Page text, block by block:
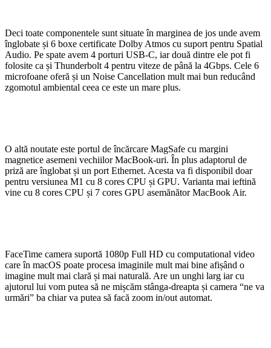
Deci toate componentele sunt situate în marginea de jos unde avem
înglobate și 6 boxe certificate Dolby Atmos cu suport pentru Spatial
Audio. Pe spate avem 4 porturi USB-C, iar două dintre ele pot fi
folosite ca și Thunderbolt 4 pentru viteze de până la 4Gbps. Cele 6
microfoane oferă și un Noise Cancellation mult mai bun reducând
zgomotul ambiental ceea ce este un mare plus.
O altă noutate este portul de încărcare MagSafe cu margini
magnetice asemeni vechiilor MacBook-uri. În plus adaptorul de
priză are înglobat și un port Ethernet. Acesta va fi disponibil doar
pentru versiunea M1 cu 8 cores CPU și GPU. Varianta mai ieftină
vine cu 8 cores CPU și 7 cores GPU asemănător MacBook Air.
FaceTime camera suportă 1080p Full HD cu computational video
care în macOS poate procesa imaginile mult mai bine afișând o
imagine mult mai clară și mai naturală. Are un unghi larg iar cu
ajutorul lui vom putea să ne mișcăm stânga-dreapta și camera “ne va
urmări” ba chiar va putea să facă zoom in/out automat.